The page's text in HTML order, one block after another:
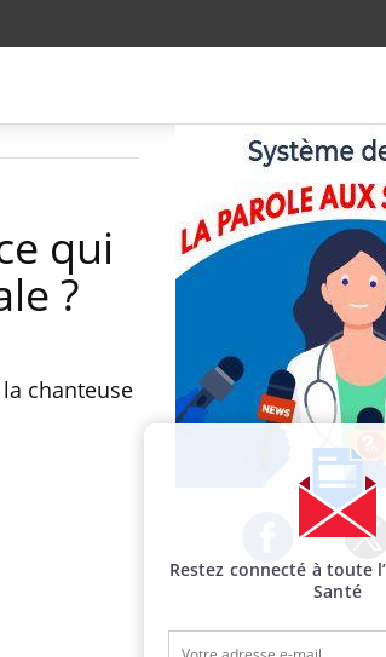
qui
?
chanteuse
Facebook
Restez connecté à toute
Santé